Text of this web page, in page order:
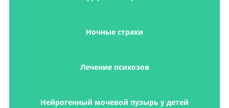
Ночные страхи
Лечение психозов
Нейрогенный мочевой пузырь у детей